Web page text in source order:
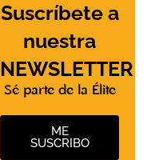
Suscríbete a
nuestra
NEWSLETTER
Sé parte de la Élite
ME
SUSCRIBO